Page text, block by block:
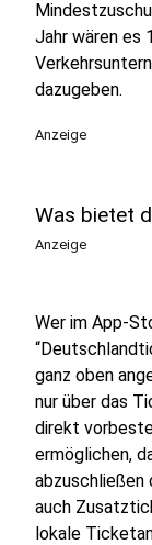
Jahr wären es
dazugeben.
Anzeige
Was bietet
Anzeige
Wer im App-
ganz oben
nur über das
direkt
ermöglichen,
abzuschließen
auch
lokale